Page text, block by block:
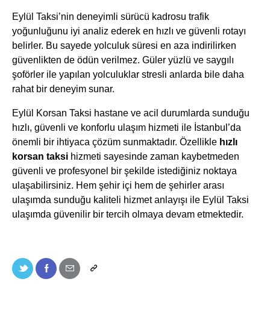
Eylül Taksi’nin deneyimli sürücü kadrosu trafik
yoğunluğunu iyi analiz ederek en hızlı ve güvenli rotayı
belirler. Bu sayede yolculuk süresi en aza indirilirken
güvenlikten de ödün verilmez. Güler yüzlü ve saygılı
şoförler ile yapılan yolculuklar stresli anlarda bile daha
rahat bir deneyim sunar.
Eylül Korsan Taksi hastane ve acil durumlarda sunduğu
hızlı, güvenli ve konforlu ulaşım hizmeti ile İstanbul’da
önemli bir ihtiyaca çözüm sunmaktadır. Özellikle hızlı
korsan taksi hizmeti sayesinde zaman kaybetmeden
güvenli ve profesyonel bir şekilde istediğiniz noktaya
ulaşabilirsiniz. Hem şehir içi hem de şehirler arası
ulaşımda sunduğu kaliteli hizmet anlayışı ile Eylül Taksi
ulaşımda güvenilir bir tercih olmaya devam etmektedir.